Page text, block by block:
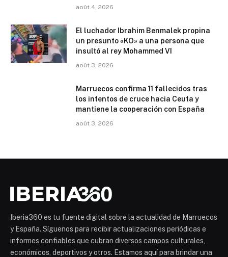
août 4, 2026
El luchador Ibrahim Benmalek propina
un presunto «KO» a una persona que
insultó al rey Mohammed VI
août 3, 2026
Marruecos confirma 11 fallecidos tras
los intentos de cruce hacia Ceuta y
mantiene la cooperación con España
août 3, 2026
Iberia360 es tu fuente digital sobre la actualidad de Marruecos
y España. Síguenos para recibir actualizaciones periódicas e
informes confiables que cubran diversos campos culturales,
económicos, deportivos y otros. Estamos aquí para brindar una